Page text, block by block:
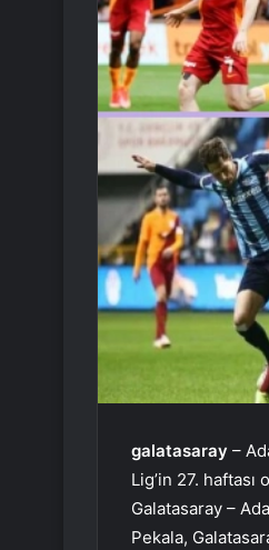
galatasaray –
Lig’in 27.
Galatasaray –
Pekala,